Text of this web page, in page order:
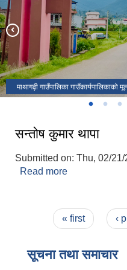
माथागढ़ी गाउँपालिका गाउँकार्यपालिकाको
माथागढी गाउँपालिकाको कार्यालय भवन
माथागढी गाउँपालिका द्वारा सञ्चालित
५० % अनुदानमा हाते टेक्टर वितरण
वडा नं. ८ बहादुरपुरमा निर्माणाधीन
सन्तोष कुमार थापा
Submitted on: Thu, 02/
Read more
Pages« first ‹
सूचना तथा समाचार